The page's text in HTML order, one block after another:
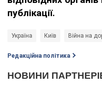
публікації.
Україна Київ Війна на
Редакційна політика